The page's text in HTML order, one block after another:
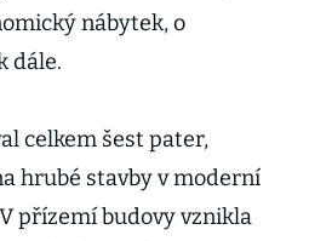
nábytek, o
dále.
celkem šest pater,
hrubé stavby v moderní
přízemí budovy vznikla